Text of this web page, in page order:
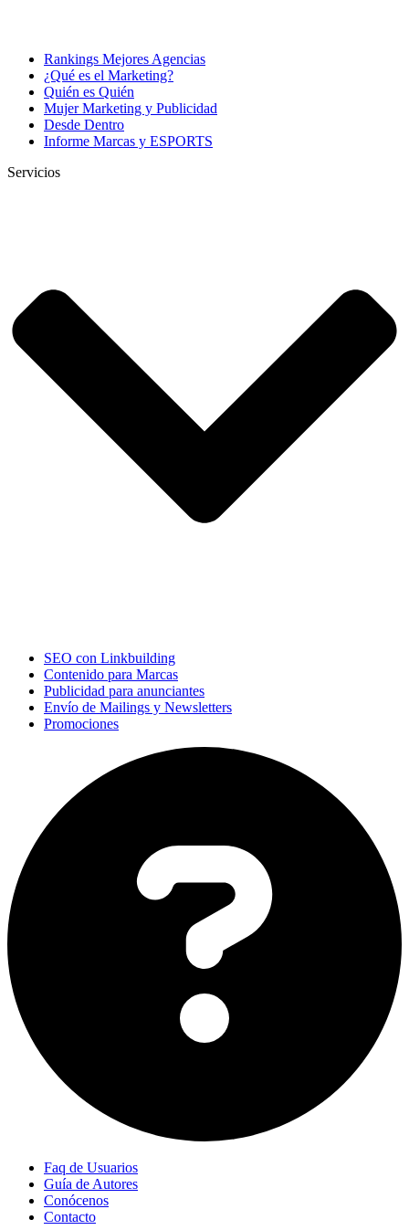
Rankings Mejores Agencias
¿Qué es el Marketing?
Quién es Quién
Mujer Marketing y Publicidad
Desde Dentro
Informe Marcas y ESPORTS
Servicios
SEO con Linkbuilding
Contenido para Marcas
Publicidad para anunciantes
Envío de Mailings y Newsletters
Promociones
Faq de Usuarios
Guía de Autores
Conócenos
Contacto